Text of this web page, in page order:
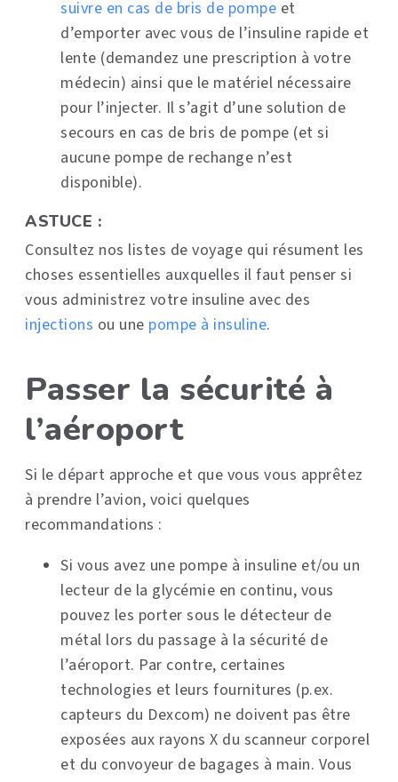
suivre en cas de bris de pompe et
d’emporter avec vous de l’insuline rapide et
lente (demandez une prescription à votre
médecin) ainsi que le matériel nécessaire
pour l’injecter. Il s’agit d’une solution de
secours en cas de bris de pompe (et si
aucune pompe de rechange n’est
disponible).
ASTUCE :
Consultez nos listes de voyage qui résument les
choses essentielles auxquelles il faut penser si
vous administrez votre insuline avec des
injections ou une pompe à insuline.
Passer la sécurité à
l’aéroport
Si le départ approche et que vous vous apprêtez
à prendre l’avion, voici quelques
recommandations :
Si vous avez une pompe à insuline et/ou un
lecteur de la glycémie en continu, vous
pouvez les porter sous le détecteur de
métal lors du passage à la sécurité de
l’aéroport. Par contre, certaines
technologies et leurs fournitures (p.ex.
capteurs du Dexcom) ne doivent pas être
exposées aux rayons X du scanneur corporel
et du convoyeur de bagages à main. Vous